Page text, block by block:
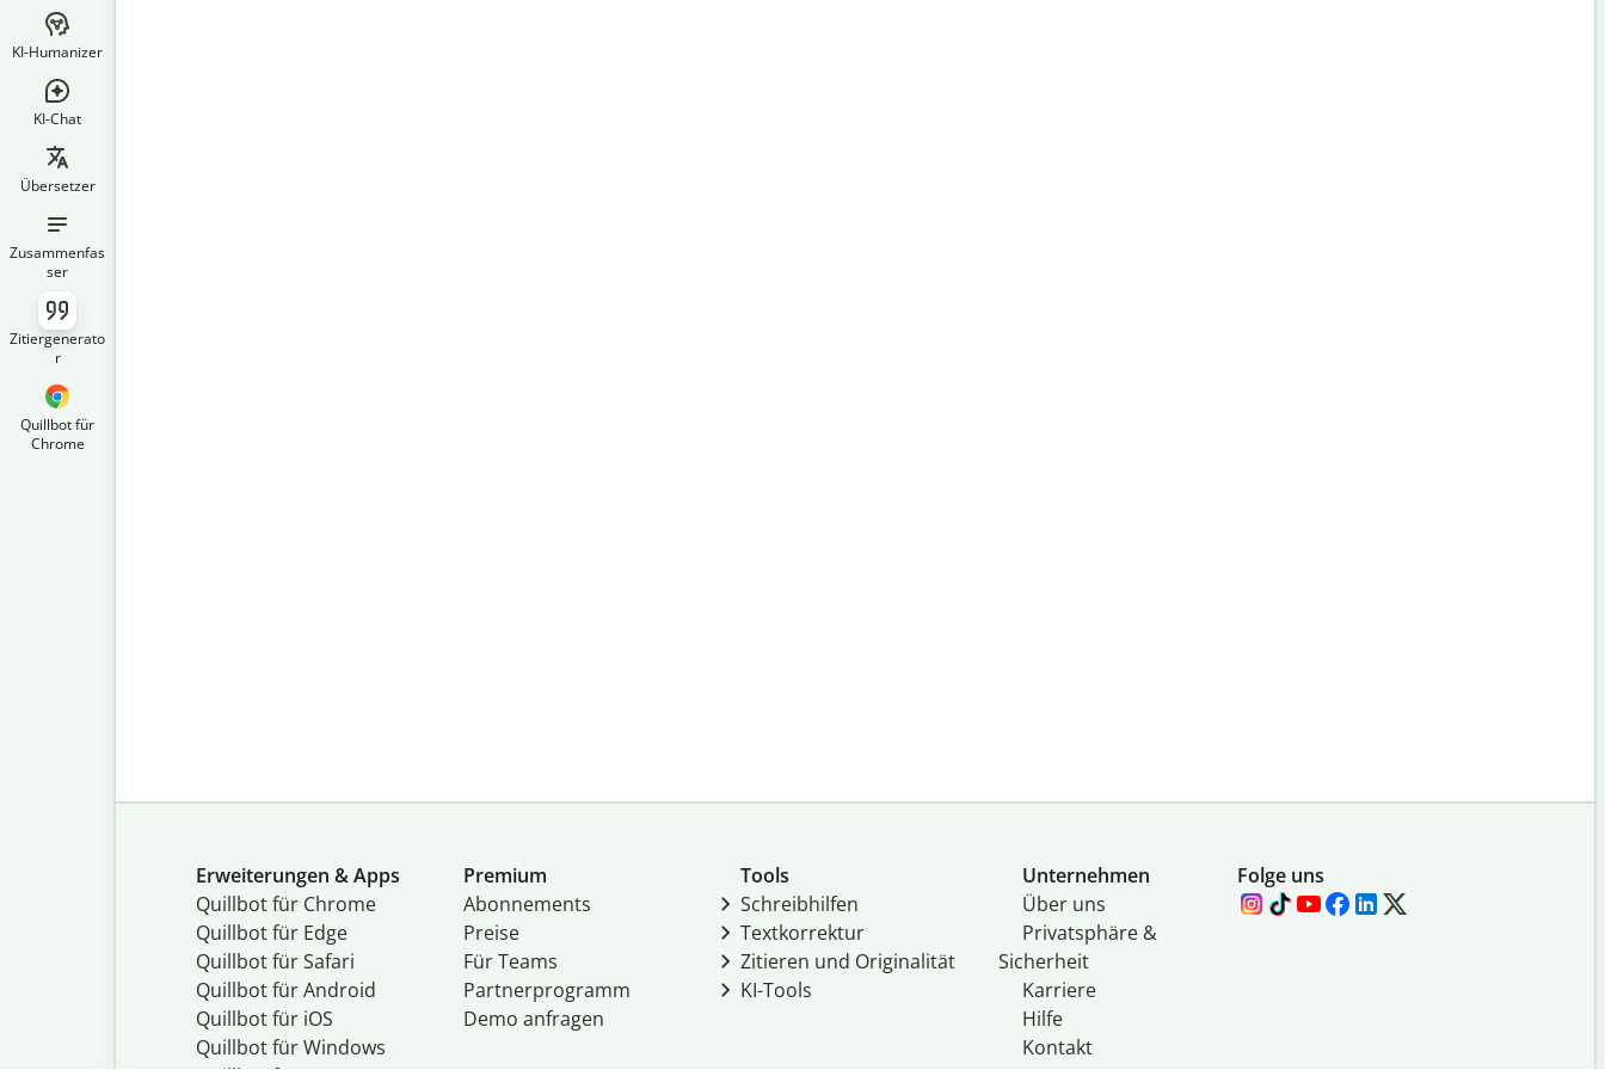
KI-Humanizer
KI-Chat
Übersetzer
Zusammenfas
ser
Zitiergenerato
r
Quillbot für
Chrome
Erweiterungen & Apps
Quillbot für Chrome
Quillbot für Edge
Quillbot für Safari
Quillbot für Android
Quillbot für iOS
Quillbot für Windows
Premium
Abon­ne­ments
Preise
Für Teams
Partnerprogramm
Demo anfragen
Tools
Schreibhilfen
Textkorrektur
Zitieren und Originalität
KI-Tools
Unternehmen
Über uns
Privatsphäre &
Sicherheit
Karriere
Hilfe
Kontakt
Folge uns